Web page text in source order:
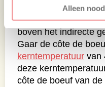
Alleen
Pluk de blaadjes van
doe deze in de
knoflook schoon en
peterselie. Voeg 8
pureer/draai het